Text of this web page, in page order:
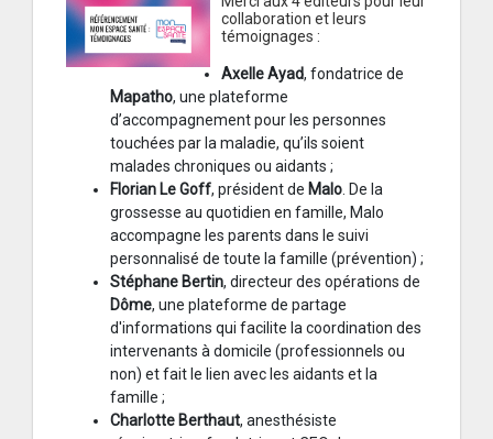
collaboration et leurs
témoignages :
Axelle Ayad, fondatrice de
Mapatho, une plateforme
d’accompagnement pour les personnes
touchées par la maladie, qu’ils soient
malades chroniques ou aidants ;
Florian Le Goff, président de Malo. De la
grossesse au quotidien en famille, Malo
accompagne les parents dans le suivi
personnalisé de toute la famille (prévention) ;
Stéphane Bertin, directeur des opérations de
Dôme, une plateforme de partage
d'informations qui facilite la coordination des
intervenants à domicile (professionnels ou
non) et fait le lien avec les aidants et la
famille ;
Charlotte Berthaut, anesthésiste